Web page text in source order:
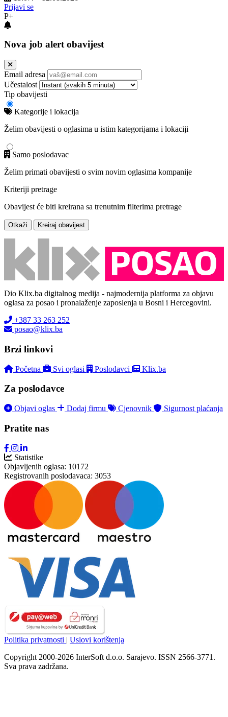
Prijavi se
P+
Nova job alert obavijest
Email adresa
Učestalost
Tip obavijesti
Kategorije i lokacija
Želim obavijesti o oglasima u istim kategorijama i lokaciji
Samo poslodavac
Želim primati obavijesti o svim novim oglasima kompanije
Kriteriji pretrage
Obavijest će biti kreirana sa trenutnim filterima pretrage
Otkaži Kreiraj obavijest
Dio Klix.ba digitalnog medija - najmodernija platforma za objavu
oglasa za posao i pronalaženje zaposlenja u Bosni i Hercegovini.
+387 33 263 252
posao@klix.ba
Brzi linkovi
Početna Svi oglasi Poslodavci Klix.ba
Za poslodavce
Objavi oglas Dodaj firmu Cjenovnik Sigurnost plaćanja
Pratite nas
Statistike
Objavljenih oglasa: 10172
Registrovanih poslodavaca: 3053
Politika privatnosti | Uslovi korištenja
Copyright 2000-2026 InterSoft d.o.o. Sarajevo. ISSN 2566-3771.
Sva prava zadržana.